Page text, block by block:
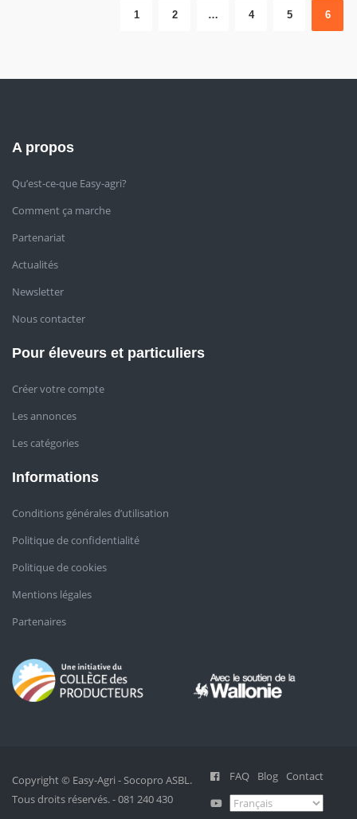
1 2 … 4 5 6
A propos
Qu’est-ce-que Easy-agri?
Comment ça marche
Partenariat
Actualités
Newsletter
Nous contacter
Pour éleveurs et particuliers
Créer votre compte
Les annonces
Les catégories
Informations
Conditions générales d’utilisation
Politique de confidentialité
Politique de cookies
Mentions légales
Partenaires
Copyright © Easy-Agri - Socopro ASBL.
Tous droits réservés. - 081 240 430
FAQ Blog Contact